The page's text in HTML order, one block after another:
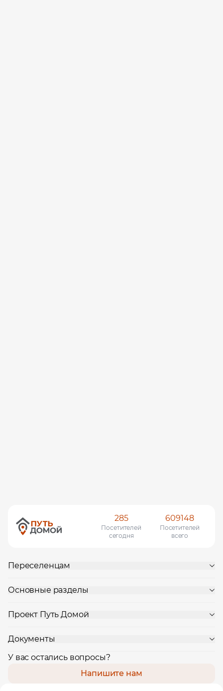
285
Посетителей
сегодня
609148
Посетителей
всего
Переселенцам
Основные разделы
Проект Путь Домой
Документы
У вас остались вопросы?
Напишите нам